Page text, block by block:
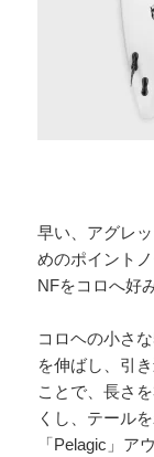
早い、アグレ
めのポイント
NFをコロへ好
コロヘの小さ
を伸ばし、引
ことで、長さ
くし、テール
「Pelagic」ア